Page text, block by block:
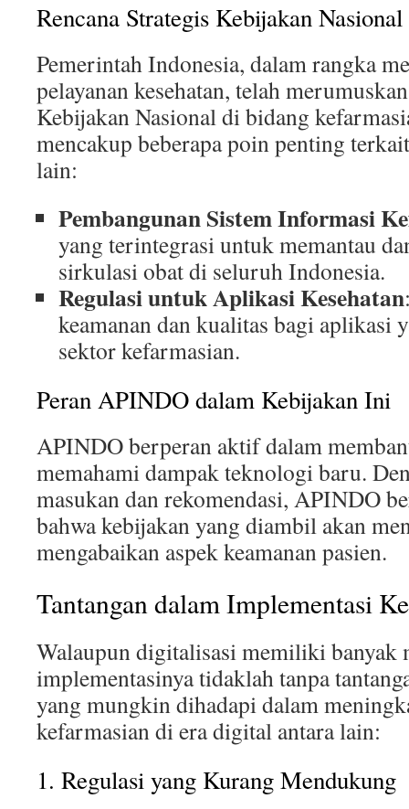
Rencana Strategis Kebijakan Nasional
Pemerintah Indonesia, dalam rangka
pelayanan kesehatan, telah
Kebijakan Nasional di bidang
mencakup beberapa poin penting
lain:
Pembangunan Sistem Informasi
yang terintegrasi untuk memantau
sirkulasi obat di seluruh Indonesia.
Regulasi untuk Aplikasi Kesehatan
keamanan dan kualitas bagi aplikasi
sektor kefarmasian.
Peran APINDO dalam Kebijakan Ini
APINDO berperan aktif dalam
memahami dampak teknologi baru.
masukan dan rekomendasi, APINDO
bahwa kebijakan yang diambil akan
mengabaikan aspek keamanan pasien.
Tantangan dalam Implementasi
Walaupun digitalisasi memiliki banyak
implementasinya tidaklah tanpa
yang mungkin dihadapi dalam
kefarmasian di era digital antara lain:
1. Regulasi yang Kurang Mendukung